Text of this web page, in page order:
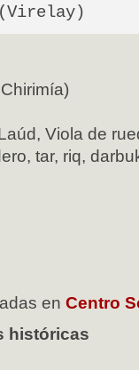
Viola de
tar, riq,
en Centro
históricas